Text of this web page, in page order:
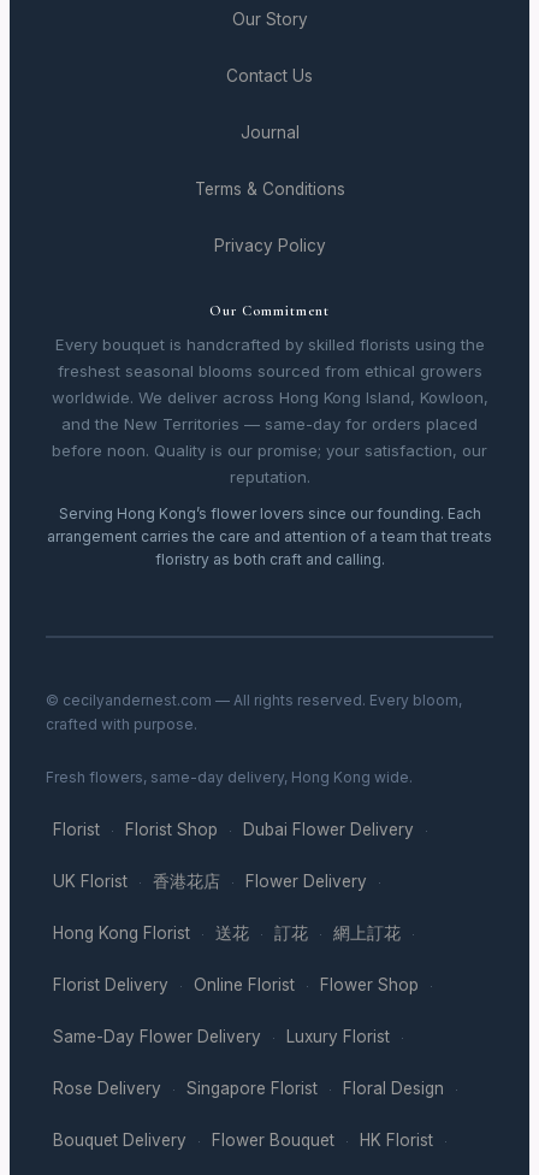
Our Story
Contact Us
Journal
Terms & Conditions
Privacy Policy
Our Commitment
Every bouquet is handcrafted by skilled florists using the
freshest seasonal blooms sourced from ethical growers
worldwide. We deliver across Hong Kong Island, Kowloon,
and the New Territories — same-day for orders placed
before noon. Quality is our promise; your satisfaction, our
reputation.
Serving Hong Kong’s flower lovers since our founding. Each
arrangement carries the care and attention of a team that treats
floristry as both craft and calling.
© cecilyandernest.com — All rights reserved. Every bloom,
crafted with purpose.
Fresh flowers, same-day delivery, Hong Kong wide.
Florist · Florist Shop · Dubai Flower Delivery ·
UK Florist · 香港花店 · Flower Delivery ·
Hong Kong Florist · 送花 · 訂花 · 網上訂花 ·
Florist Delivery · Online Florist · Flower Shop ·
Same-Day Flower Delivery · Luxury Florist ·
Rose Delivery · Singapore Florist · Floral Design ·
Bouquet Delivery · Flower Bouquet · HK Florist ·